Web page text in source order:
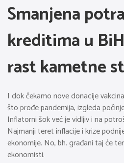
Smanjena
kreditima u
rast kametne
I dok čekamo nove donacije
što prođe pandemija, izgleda
Inflatorni šok već je vidljiv i na
Najmanji teret inflacije i krize
ekonomije. No, bh. građani taj će
ekonomisti.